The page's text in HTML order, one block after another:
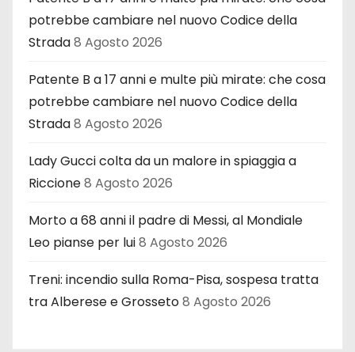
potrebbe cambiare nel nuovo Codice della
Strada8 Agosto 2026
Patente B a 17 anni e multe più mirate: che cosa
potrebbe cambiare nel nuovo Codice della
Strada8 Agosto 2026
Lady Gucci colta da un malore in spiaggia a
Riccione8 Agosto 2026
Morto a 68 anni il padre di Messi, al Mondiale
Leo pianse per lui8 Agosto 2026
Treni: incendio sulla Roma-Pisa, sospesa tratta
tra Alberese e Grosseto8 Agosto 2026